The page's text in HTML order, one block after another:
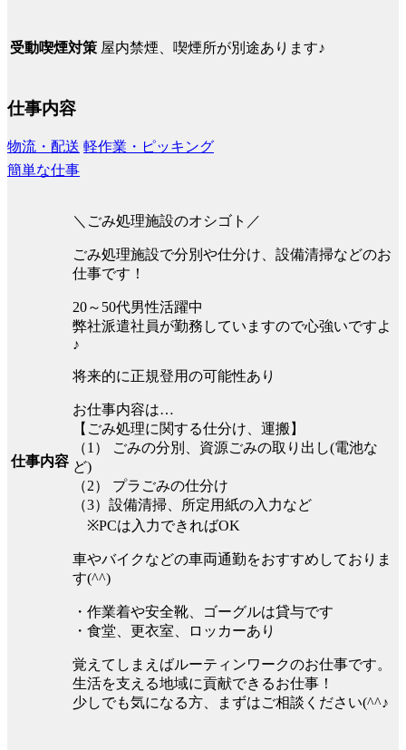
受動喫煙対策 屋内禁煙、喫煙所が別途あります♪
仕事内容
物流・配送 軽作業・ピッキング
簡単な仕事
仕事内容
＼ごみ処理施設のオシゴト／
ごみ処理施設で分別や仕分け、設備清掃などのお
仕事です！
20～50代男性活躍中
弊社派遣社員が勤務していますので心強いですよ
♪
将来的に正規登用の可能性あり
お仕事内容は…
【ごみ処理に関する仕分け、運搬】
（1） ごみの分別、資源ごみの取り出し(電池な
ど)
（2） プラごみの仕分け
（3）設備清掃、所定用紙の入力など
※PCは入力できればOK
車やバイクなどの車両通勤をおすすめしておりま
す(^^)
・作業着や安全靴、ゴーグルは貸与です
・食堂、更衣室、ロッカーあり
覚えてしまえばルーティンワークのお仕事です。
生活を支える地域に貢献できるお仕事！
少しでも気になる方、まずはご相談ください(^^♪